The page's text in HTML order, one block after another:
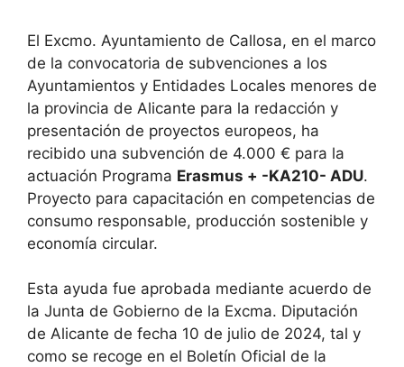
El Excmo. Ayuntamiento de Callosa, en el marco
de la convocatoria de subvenciones a los
Ayuntamientos y Entidades Locales menores de
la provincia de Alicante para la redacción y
presentación de proyectos europeos, ha
recibido una subvención de 4.000 € para la
actuación Programa Erasmus + -KA210- ADU.
Proyecto para capacitación en competencias de
consumo responsable, producción sostenible y
economía circular.
Esta ayuda fue aprobada mediante acuerdo de
la Junta de Gobierno de la Excma. Diputación
de Alicante de fecha 10 de julio de 2024, tal y
como se recoge en el Boletín Oficial de la